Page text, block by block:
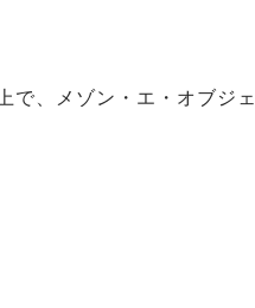
で、メゾン・エ・オブジェ